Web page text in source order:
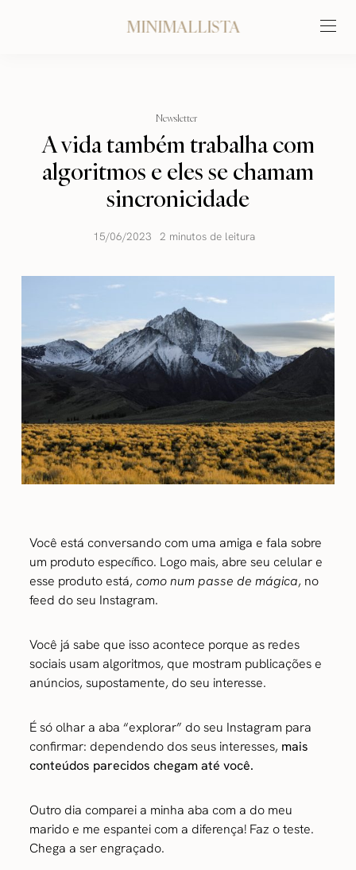
MINIMALLISTA
Newsletter
A vida também trabalha com
algoritmos e eles se chamam
sincronicidade
15/06/2023 2 minutos de leitura
Você está conversando com uma amiga e fala sobre
um produto específico. Logo mais, abre seu celular e
esse produto está,como num passe de mágica, no
feed do seu Instagram.
Você já sabe que isso acontece porque as redes
sociais usam algoritmos, que mostram publicações e
anúncios, supostamente, do seu interesse.
É só olhar a aba “explorar” do seu Instagram para
confirmar: dependendo dos seus interesses, mais
conteúdos parecidos chegam até você.
Outro dia comparei a minha aba com a do meu
marido e me espantei com a diferença! Faz o teste.
Chega a ser engraçado.